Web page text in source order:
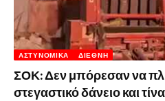
ΑΣΤΥΝΟΜΙΚΆ ΔΙΕΘΝΉ
ΣΟΚ: Δεν μπόρεσαν να
στεγαστικό δάνειο και